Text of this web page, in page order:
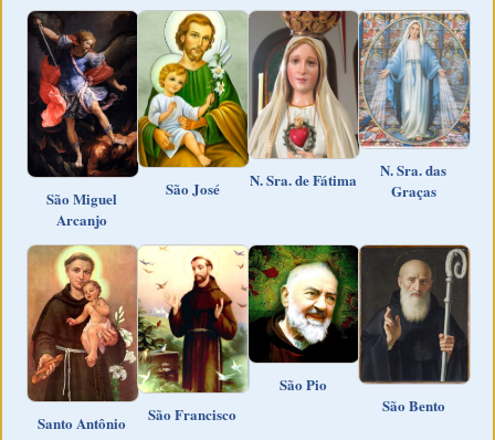
São Miguel
Arcanjo
São José N. Sra. de Fátima
N. Sra. das
Graças
Santo Antônio São Francisco
São Pio
São Bento